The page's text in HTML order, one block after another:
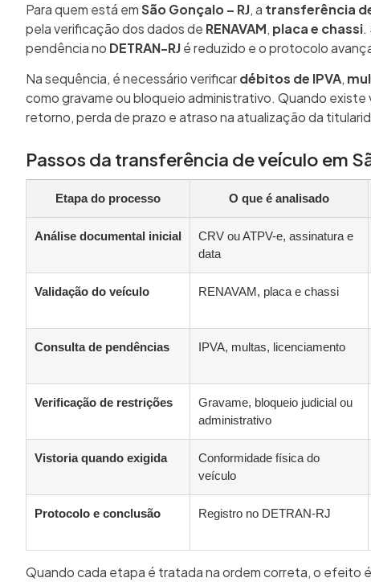
Para quem está emSão Gonçalo – RJ, a transferência
pela verificação dos dados de RENAVAM, placa e chassi.
pendência no DETRAN-RJé reduzido e o protocolo
Na sequência, é necessário verificardébitos de IPVA,
como gravame ou bloqueio administrativo. Quando
retorno, perda de prazo e atraso na atualização da
Passos da transferência de veículo em
Etapa do processo O que é analisado
Análise documental inicial
CRV ou ATPV-e, assinatura e
data
Validação do veículo RENAVAM, placa e chassi
Consulta de pendências IPVA, multas, licenciamento
Verificação de restrições
Gravame, bloqueio judicial ou
administrativo
Vistoria quando exigida
Conformidade física do
veículo
Protocolo e conclusão Registro no DETRAN-RJ
Quando cada etapa é tratada na ordem correta, o efeito